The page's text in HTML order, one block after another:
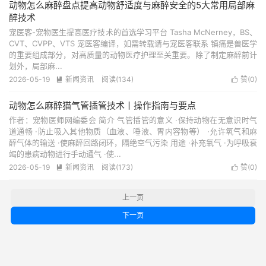
动物怎么麻醉盘点提高动物舒适度与麻醉安全的5大常用局部麻
醉技术
宠医客-宠物医生提高医疗技术的首选学习平台 Tasha McNerney，BS、
CVT、CVPP、VTS 宠医客编译，如需转载请与宠医客联系 镇痛是兽医学
的重要组成部分，对高质量的动物医疗护理至关重要。除了制定麻醉前计
划外，局部麻...
 赞(0)
2026-05-19  新闻资讯 阅读(134)
动物怎么麻醉猫气管插管技术丨操作指南与要点
作者：宠物医师网编委会 简介 气管插管的意义 ·保持动物在无意识时气
道通畅 ·防止吸入其他物质（血液、唾液、胃内容物等） ·允许氧气和麻
醉气体的输送 ·使麻醉回路闭环，隔绝空气污染 用途 ·补充氧气 ·为呼吸衰
竭的患病动物进行手动通气 ·使...
 赞(0)
2026-05-19  新闻资讯 阅读(173)
上一页
下一页